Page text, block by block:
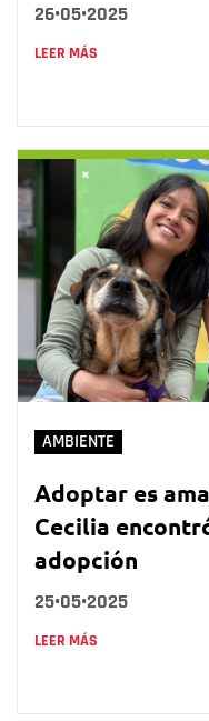
26•05•2025
LEER MÁS
AMBIENTE
Adoptar es
Cecilia
adopción
25•05•2025
LEER MÁS